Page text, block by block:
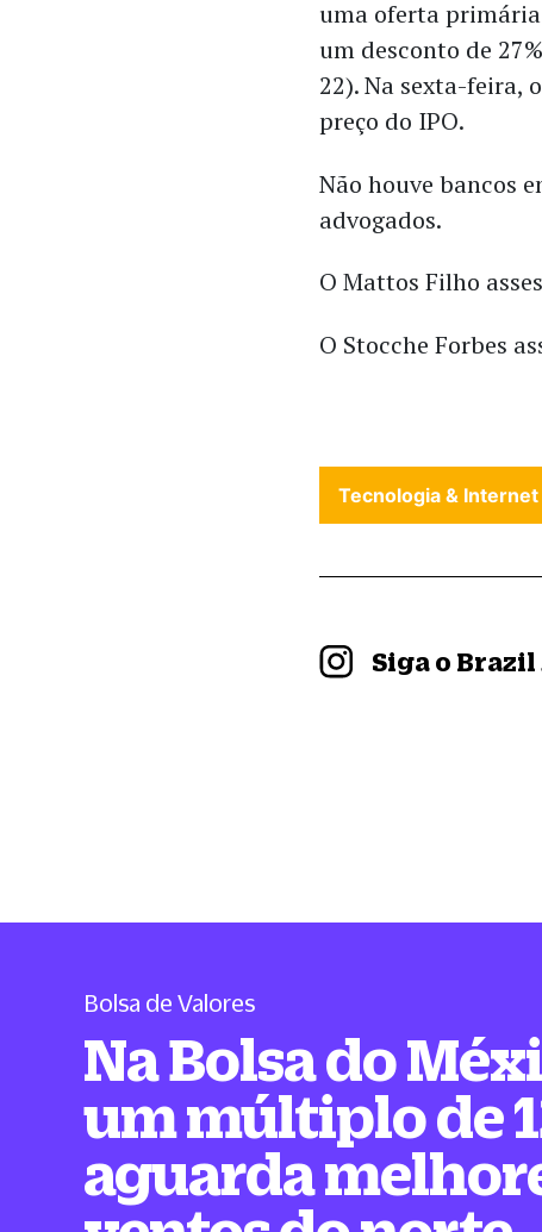
uma oferta
um desconto de
22). Na sexta-feira,
preço do IPO.
Não houve bancos
advogados.
O Mattos Filho
O Stocche Forbes
Tecnologia & Internet
Siga o
Bolsa de Valores
Na Bolsa do
um múltiplo de
aguarda